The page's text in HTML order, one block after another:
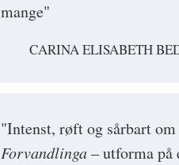
mange"
CARINA ELISABETH
"Intenst, røft og sårbart
Forvandlinga– utforma